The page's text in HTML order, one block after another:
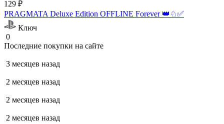
129 ₽
PRAGMATA Deluxe Edition OFFLINE Forever 👑♘✅
Ключ
0
Последние покупки на сайте
3 месяцев назад
2 месяцев назад
2 месяцев назад
2 месяцев назад